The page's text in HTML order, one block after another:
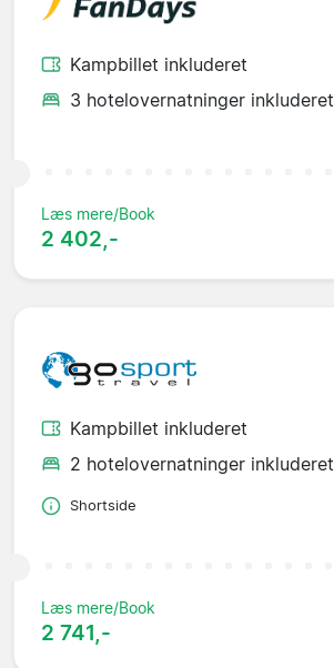
Kampbillet inkluderet
3 hotelovernatninger inkluderet
Læs mere/Book
2 402,-
Kampbillet inkluderet
2 hotelovernatninger inkluderet
Shortside
Læs mere/Book
2 741,-